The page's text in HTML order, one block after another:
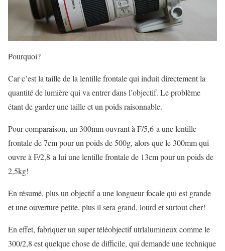
Pourquoi?
Car c’est la taille de la lentille frontale qui induit directement la
quantité de lumière qui va entrer dans l’objectif. Le problème
étant de garder une taille et un poids raisonnable.
Pour comparaison, un 300mm ouvrant à F/5,6 a une lentille
frontale de 7cm pour un poids de 500g, alors que le 300mm qui
ouvre à F/2,8 a lui une lentille frontale de 13cm pour un poids de
2,5kg!
En résumé, plus un objectif a une longueur focale qui est grande
et une ouverture petite, plus il sera grand, lourd et surtout cher!
En effet, fabriquer un super téléobjectif utrlalumineux comme le
300/2,8 est quelque chose de difficile, qui demande une technique